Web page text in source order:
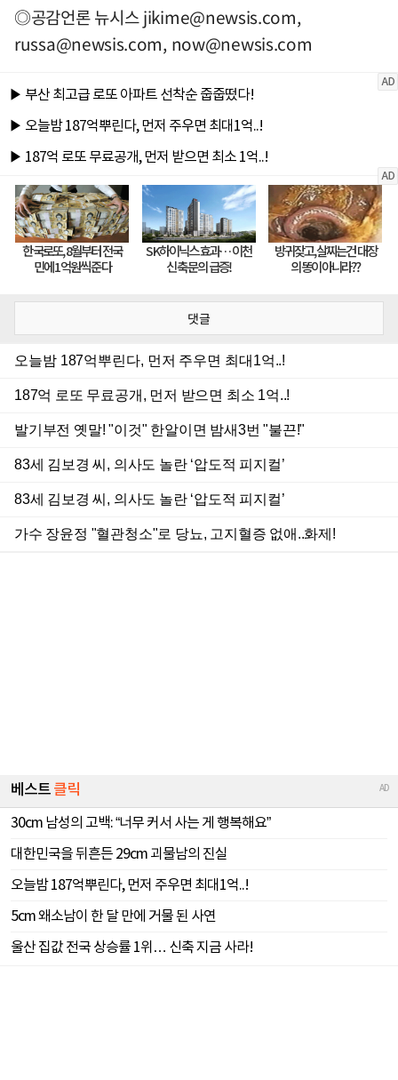
◎공감언론 뉴시스jikime@newsis.com,
russa@newsis.com, now@newsis.com
댓글